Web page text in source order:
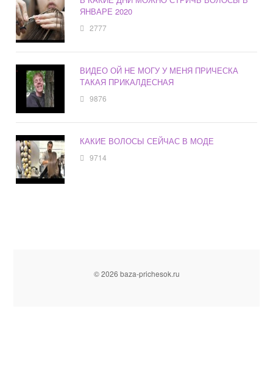
ЯНВАРЕ 2020
2777
ВИДЕО ОЙ НЕ МОГУ У МЕНЯ ПРИЧЕСКА
ТАКАЯ ПРИКАЛДЕСНАЯ
9876
КАКИЕ ВОЛОСЫ СЕЙЧАС В МОДЕ
9714
© 2026 baza-prichesok.ru